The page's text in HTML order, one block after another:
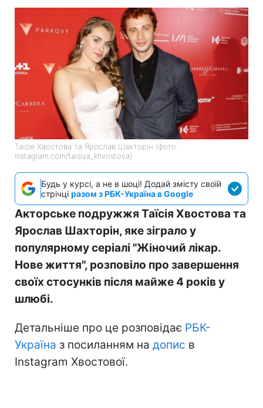
Таїсія Хвостова та Ярослав Шахторін (фото:
instagram.com/taisiya_khvostova)
Будь у курсі, а не в шоці! Додай змісту своїй
стрічці разом з РБК-Україна в Google
Акторське подружжя Таїсія Хвостова та
Ярослав Шахторін, яке зіграло у
популярному серіалі "Жіночий лікар.
Нове життя", розповіло про завершення
своїх стосунків після майже 4 років у
шлюбі.
Детальніше про це розповідає РБК-
Україна з посиланням на допис в
Instagram Хвостової.